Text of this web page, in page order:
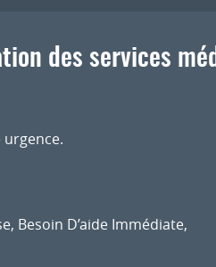
des services
urgence.
, Besoin D’aide Immédiate,